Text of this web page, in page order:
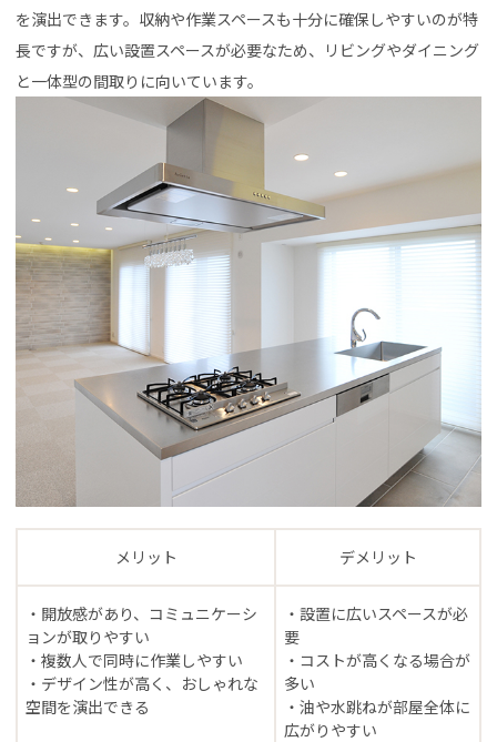
を演出できます。収納や作業スペースも十分に確保しやすいのが特
長ですが、広い設置スペースが必要なため、リビングやダイニング
と一体型の間取りに向いています。
メリット デメリット
・開放感があり、コミュニケーシ
ョンが取りやすい
・複数人で同時に作業しやすい
・デザイン性が高く、おしゃれな
空間を演出できる
・設置に広いスペースが必
要
・コストが高くなる場合が
多い
・油や水跳ねが部屋全体に
広がりやすい